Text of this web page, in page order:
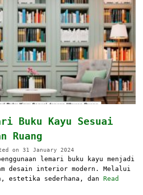
Buku Kayu Sesuai
Ruang
on 31 January 2024
lemari buku kayu menjadi
desain interior modern. Melalui
estetika sederhana, dan Read